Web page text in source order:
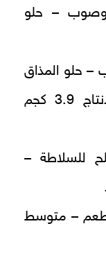
– حلو
حلو المذاق
– يصلح للتصدير – متوسط الإنتاج 3.9 كجم
للسلاطة –
– متوسط